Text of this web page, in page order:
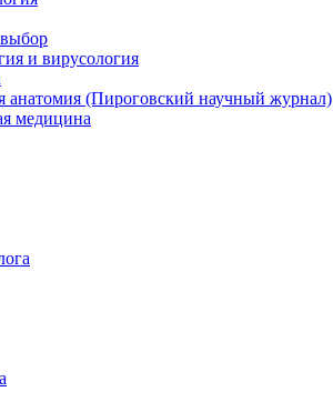
и вирусология
анатомия (Пироговский научный журнал)
медицина